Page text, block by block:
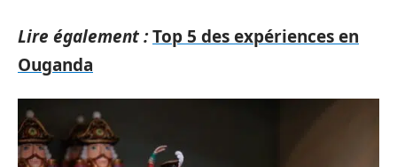
Lire également :Top 5 des expériences en
Ouganda